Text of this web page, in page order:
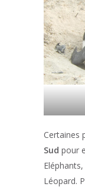
Certaines
Sud pour
Léopard.